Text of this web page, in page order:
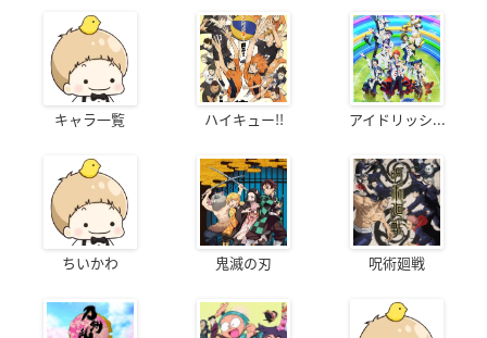
キャラ一覧 ハイキュー!! アイドリッシ...
ちいかわ 鬼滅の刃 呪術廻戦